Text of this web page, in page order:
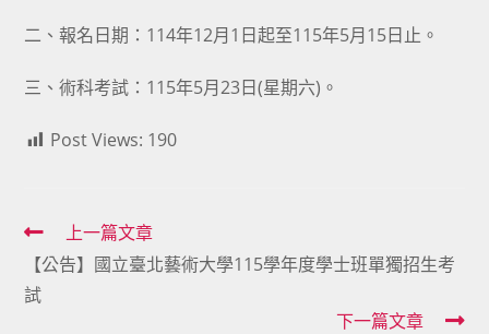
二、報名日期：114年12月1日起至115年5月15日止。
三、術科考試：115年5月23日(星期六)。
Post Views: 190
Read
more
articles
上一篇文章
【公告】國立臺北藝術大學115學年度學士班單獨招生考
試
下一篇文章